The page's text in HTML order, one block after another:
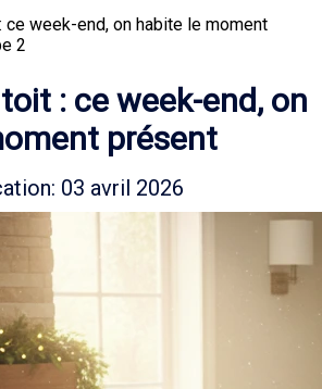
ce week-end, on habite le moment
2
: ce week-end, on
présent
03 avril 2026